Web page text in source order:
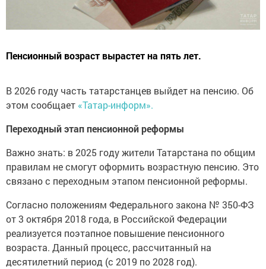
Пенсионный возраст вырастет на пять лет.
В 2026 году часть татарстанцев выйдет на пенсию. Об
этом сообщает «Татар-информ».
Переходный этап пенсионной реформы
Важно знать: в 2025 году жители Татарстана по общим
правилам не смогут оформить возрастную пенсию. Это
связано с переходным этапом пенсионной реформы.
Согласно положениям Федерального закона № 350-ФЗ
от 3 октября 2018 года, в Российской Федерации
реализуется поэтапное повышение пенсионного
возраста. Данный процесс, рассчитанный на
десятилетний период (с 2019 по 2028 год).